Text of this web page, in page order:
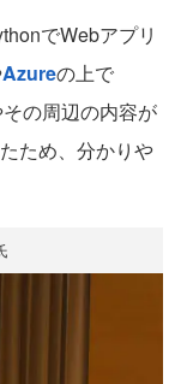
でWebアプリ
Azureの上で
の周辺の内容が
ため、分かりや